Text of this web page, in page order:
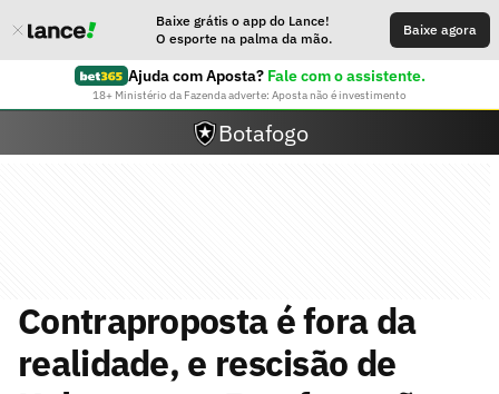
Baixe grátis o app do Lance!
O esporte na palma da mão.
Baixe agora
Ajuda com Aposta? Fale com o assistente.
18+ Ministério da Fazenda adverte: Aposta não é investimento
Botafogo
Contraproposta é fora da
realidade, e rescisão de